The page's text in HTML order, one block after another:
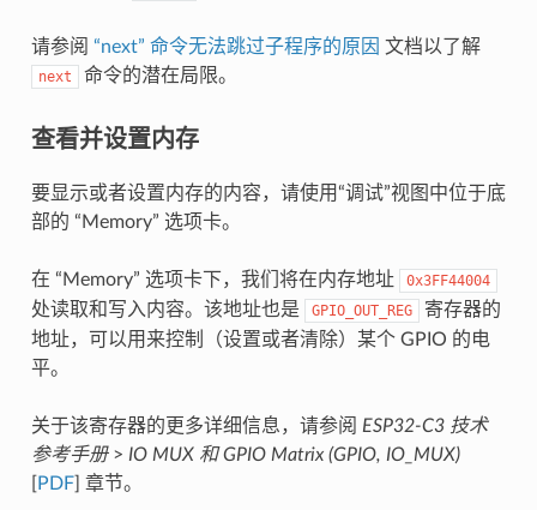
请参阅 “next” 命令无法跳过子程序的原因 文档以了解
next 命令的潜在局限。
查看并设置内存
要显示或者设置内存的内容，请使用“调试”视图中位于底
部的 “Memory” 选项卡。
在 “Memory” 选项卡下，我们将在内存地址 0x3FF44004
处读取和写入内容。该地址也是 GPIO_OUT_REG
寄存器的
地址，可以用来控制（设置或者清除）某个 GPIO 的电
平。
关于该寄存器的更多详细信息，请参阅 ESP32-C3 技术
参考手册> IO MUX 和 GPIO Matrix (GPIO, IO_MUX)
PDF] 章节。